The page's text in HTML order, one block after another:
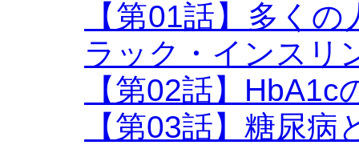
【第01話】多く
ラック・インスリ
【第02話】HbA1c
【第03話】糖尿病